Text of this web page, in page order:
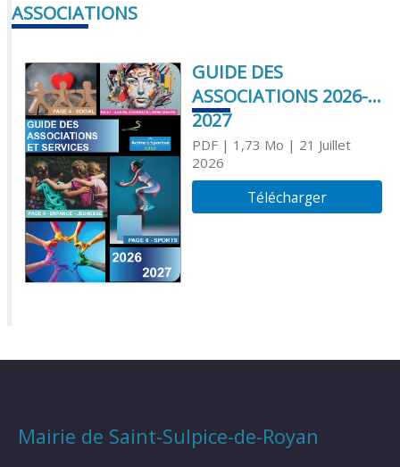
ASSOCIATIONS
GUIDE DES
ASSOCIATIONS 2026-
2027
PDF| 1,73 Mo | 21 Juillet
2026
Télécharger
Mairie de Saint-Sulpice-de-Royan